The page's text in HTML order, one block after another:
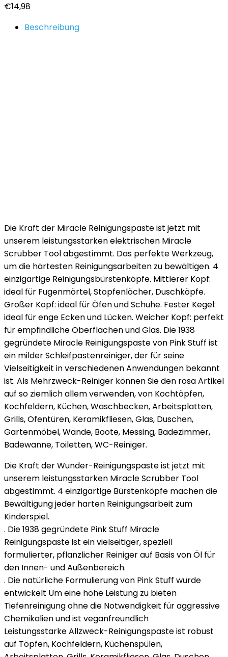
€14,98
Beschreibung
Die Kraft der Miracle Reinigungspaste ist jetzt mit
unserem leistungsstarken elektrischen Miracle
Scrubber Tool abgestimmt. Das perfekte Werkzeug,
um die härtesten Reinigungsarbeiten zu bewältigen. 4
einzigartige Reinigungsbürstenköpfe. Mittlerer Kopf:
ideal für Fugenmörtel, Stopfenlöcher, Duschköpfe.
Großer Kopf: ideal für Öfen und Schuhe. Fester Kegel:
ideal für enge Ecken und Lücken. Weicher Kopf: perfekt
für empfindliche Oberflächen und Glas. Die 1938
gegründete Miracle Reinigungspaste von Pink Stuff ist
ein milder Schleifpastenreiniger, der für seine
Vielseitigkeit in verschiedenen Anwendungen bekannt
ist. Als Mehrzweck-Reiniger können Sie den rosa Artikel
auf so ziemlich allem verwenden, von Kochtöpfen,
Kochfeldern, Küchen, Waschbecken, Arbeitsplatten,
Grills, Ofentüren, Keramikfliesen, Glas, Duschen,
Gartenmöbel, Wände, Boote, Messing, Badezimmer,
Badewanne, Toiletten, WC-Reiniger.
Die Kraft der Wunder-Reinigungspaste ist jetzt mit
unserem leistungsstarken Miracle Scrubber Tool
abgestimmt. 4 einzigartige Bürstenköpfe machen die
Bewältigung jeder harten Reinigungsarbeit zum
Kinderspiel.
. Die 1938 gegründete Pink Stuff Miracle
Reinigungspaste ist ein vielseitiger, speziell
formulierter, pflanzlicher Reiniger auf Basis von Öl für
den Innen- und Außenbereich.
. Die natürliche Formulierung von Pink Stuff wurde
entwickelt Um eine hohe Leistung zu bieten
Tiefenreinigung ohne die Notwendigkeit für aggressive
Chemikalien und ist veganfreundlich
Leistungsstarke Allzweck-Reinigungspaste ist robust
auf Töpfen, Kochfeldern, Küchenspülen,